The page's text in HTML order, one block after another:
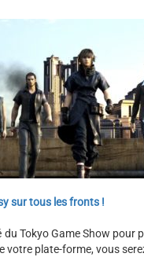
sur tous les fronts !
Tokyo Game Show pour
votre plate-forme, vous